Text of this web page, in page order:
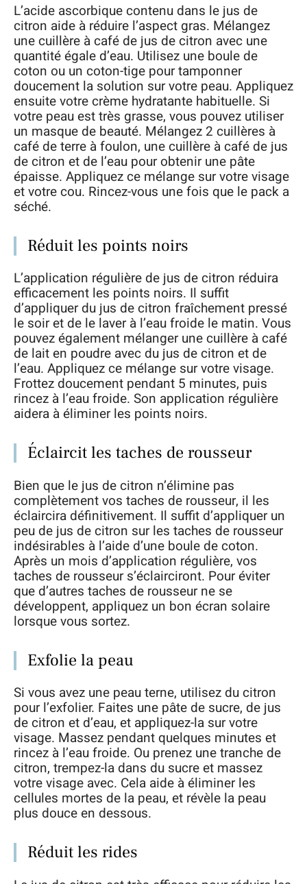
L’acide ascorbique contenu dans le jus de
citron aide à réduire l’aspect gras. Mélangez
une cuillère à café de jus de citron avec une
quantité égale d’eau. Utilisez une boule de
coton ou un coton-tige pour tamponner
doucement la solution sur votre peau. Appliquez
ensuite votre crème hydratante habituelle. Si
votre peau est très grasse, vous pouvez utiliser
un masque de beauté. Mélangez 2 cuillères à
café de terre à foulon, une cuillère à café de jus
de citron et de l’eau pour obtenir une pâte
épaisse. Appliquez ce mélange sur votre visage
et votre cou. Rincez-vous une fois que le pack a
séché.
Réduit les points noirs
L’application régulière de jus de citron réduira
efficacement les points noirs. Il suffit
d’appliquer du jus de citron fraîchement pressé
le soir et de le laver à l’eau froide le matin. Vous
pouvez également mélanger une cuillère à café
de lait en poudre avec du jus de citron et de
l’eau. Appliquez ce mélange sur votre visage.
Frottez doucement pendant 5 minutes, puis
rincez à l’eau froide. Son application régulière
aidera à éliminer les points noirs.
Éclaircit les taches de rousseur
Bien que le jus de citron n’élimine pas
complètement vos taches de rousseur, il les
éclaircira définitivement. Il suffit d’appliquer un
peu de jus de citron sur les taches de rousseur
indésirables à l’aide d’une boule de coton.
Après un mois d’application régulière, vos
taches de rousseur s’éclairciront. Pour éviter
que d’autres taches de rousseur ne se
développent, appliquez un bon écran solaire
lorsque vous sortez.
Exfolie la peau
Si vous avez une peau terne, utilisez du citron
pour l’exfolier. Faites une pâte de sucre, de jus
de citron et d’eau, et appliquez-la sur votre
visage. Massez pendant quelques minutes et
rincez à l’eau froide. Ou prenez une tranche de
citron, trempez-la dans du sucre et massez
votre visage avec. Cela aide à éliminer les
cellules mortes de la peau, et révèle la peau
plus douce en dessous.
Réduit les rides